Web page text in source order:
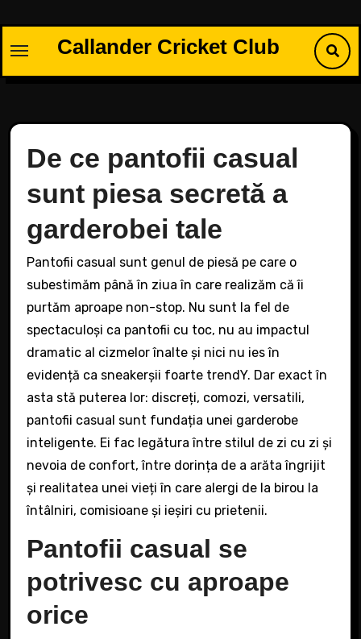
content
Callander Cricket Club
De ce pantofii casual
sunt piesa secretă a
garderobei tale
Pantofii casual sunt genul de piesă pe care o
subestimăm până în ziua în care realizăm că îi
purtăm aproape non-stop. Nu sunt la fel de
spectaculoși ca pantofii cu toc, nu au impactul
dramatic al cizmelor înalte și nici nu ies în
evidență ca sneakerșii foarte trendY. Dar exact în
asta stă puterea lor: discreți, comozi, versatili,
pantofii casual sunt fundația unei garderobe
inteligente. Ei fac legătura între stilul de zi cu zi și
nevoia de confort, între dorința de a arăta îngrijit
și realitatea unei vieți în care alergi de la birou la
întâlniri, comisioane și ieșiri cu prietenii.
Pantofii casual se
potrivesc cu aproape
orice